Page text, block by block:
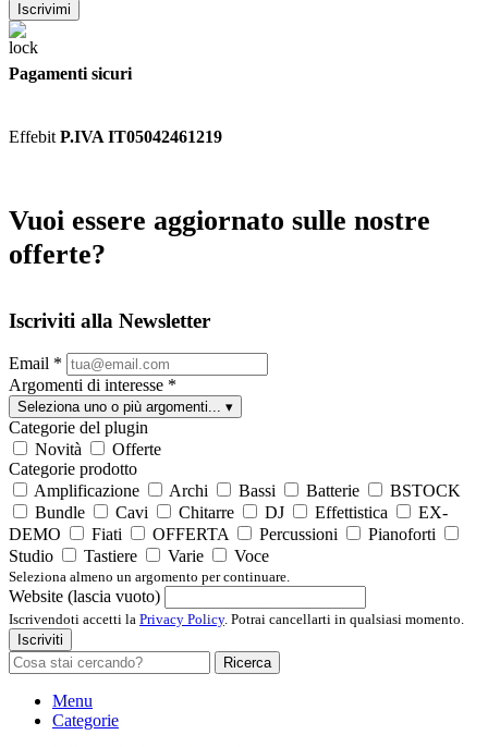
Iscrivimi
Pagamenti sicuri
Effebit P.IVA IT05042461219
Vuoi essere aggiornato sulle nostre
offerte?
Iscriviti alla Newsletter
Email *
Argomenti di interesse *
Seleziona uno o più argomenti... ▾
Categorie del plugin
Novità
Offerte
Categorie prodotto
Amplificazione
Archi Bassi Batterie
BSTOCK
Bundle
Cavi Chitarre DJ Effettistica
EX-
DEMO
Fiati OFFERTA Percussioni
Pianoforti
Studio
Tastiere Varie Voce
Seleziona almeno un argomento per continuare.
Website (lascia vuoto)
Iscrivendoti accetti la Privacy Policy. Potrai cancellarti in qualsiasi momento.
Iscriviti
Ricerca
Menu
Categorie